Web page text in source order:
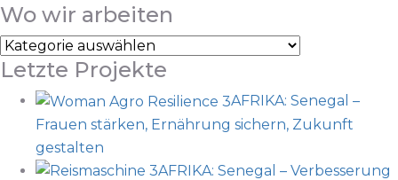
Wo wir arbeiten
Wo
wir
arbeiten
Letzte Projekte
AFRIKA: Senegal –
Frauen stärken, Ernährung sichern, Zukunft
gestalten
AFRIKA: Senegal – Verbesserung